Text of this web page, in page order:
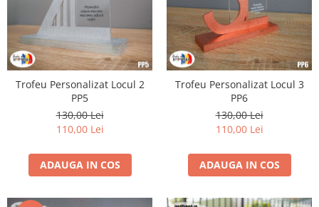
Trofeu Personalizat Locul 2
PP5
130,00 Lei
110,00 Lei
ADAUGA IN COS
Trofeu Personalizat Locul 3
PP6
130,00 Lei
110,00 Lei
ADAUGA IN COS